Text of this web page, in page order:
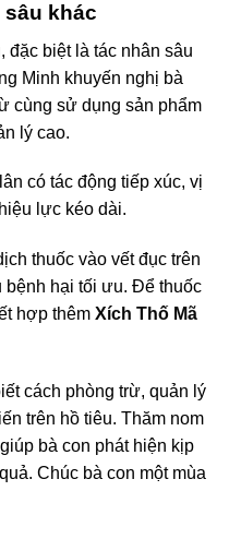
khác
đặc biệt là tác nhân sâu
Minh khuyến nghị bà
cùng sử dụng sản phẩm
lý cao.
có tác động tiếp xúc, vị
lực kéo dài.
thuốc vào vết đục trên
bệnh hại tối ưu. Để thuốc
hợp thêm Xích Thố Mã
cách phòng trừ, quản lý
trên hồ tiêu. Thăm nom
bà con phát hiện kịp
Chúc bà con một mùa